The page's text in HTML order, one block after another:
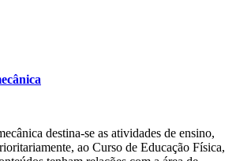
destina-se as atividades de ensino,
ao Curso de Educação Física,